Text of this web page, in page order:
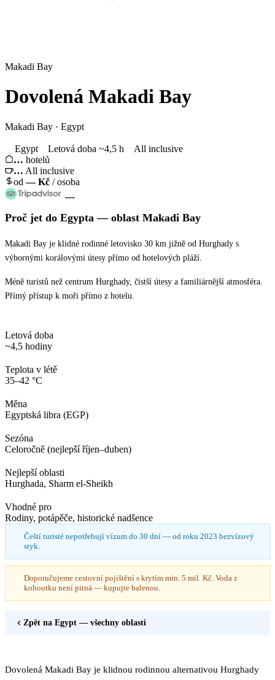
Makadi Bay
Dovolená Makadi Bay
Makadi Bay · Egypt
Egypt Letová doba ~4,5 h
All inclusive
… hotelů
… All inclusive
od—Kč / osoba
—
Proč jet do Egypta — oblast Makadi Bay
Makadi Bay je klidné rodinné letovisko 30 km jižně od Hurghady s
výbornými korálovými útesy přímo od hotelových pláží.
Méně turistů než centrum Hurghady, čistší útesy a familiárnější atmosféra.
Přímý přístup k moři přímo z hotelu.
Letová doba
~4,5 hodiny
Teplota v létě
35–42 °C
Měna
Egyptská libra (EGP)
Sezóna
Celoročně (nejlepší říjen–duben)
Nejlepší oblasti
Hurghada, Sharm el-Sheikh
Vhodné pro
Rodiny, potápěče, historické nadšence
Čeští turisté nepotřebují vízum do 30 dní — od roku 2023 bezvízový
styk.
Doporučujeme cestovní pojištění s krytím min. 5 mil. Kč. Voda z
kohoutku není pitná — kupujte balenou.
Zpět na Egypt — všechny oblasti
Dovolená Makadi Bay je klidnou rodinnou alternativou Hurghady